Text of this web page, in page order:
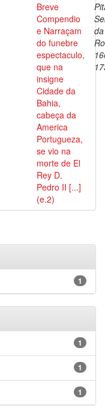
Breve
Compendio
e Narraçam
do funebre
espectaculo,
que na
insigne
Cidade da
Bahia,
cabeça da
America
Portugueza,
se vio na
morte de El
Rey D.
Pedro II [...]
(e.2)
da
1
1
1
1